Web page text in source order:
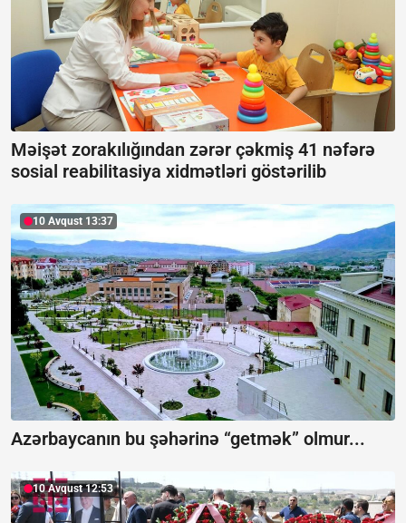
Məişət zorakılığından zərər çəkmiş 41 nəfərə
sosial reabilitasiya xidmətləri göstərilib
10 Avqust 13:37
Azərbaycanın bu şəhərinə “getmək” olmur...
10 Avqust 12:53